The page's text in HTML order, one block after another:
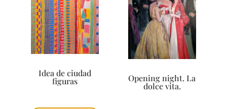
Idea de ciudad
figuras Opening night. La
dolce vita.